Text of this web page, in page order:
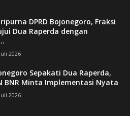
DPRD Bojonegoro, Fraksi
Dua Raperda dengan
2026
Sepakati Dua Raperda,
BNR Minta Implementasi Nyata
2026